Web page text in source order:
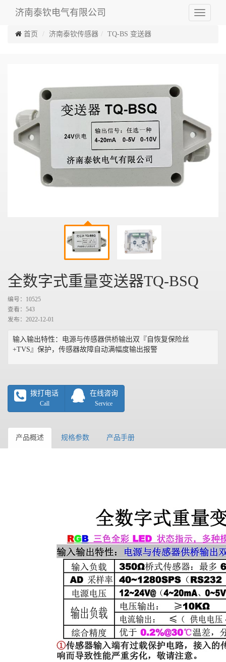
济南泰钦电气有限公司
Toggle
首页
济南泰钦传感器 TQ-BS 变送器
全数字式重量变送器TQ-BSQ
编号：10525
查看： 543
发布：2022-12-01
输入输出特性：电源与传感器供桥输出双『自恢复保险丝
+TVS』保护，传感器故障自动满幅度输出报警
拨打电话
Call
在线咨询
Service
产品概述 规格参数 产品手册